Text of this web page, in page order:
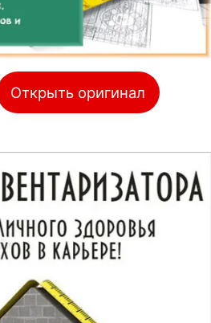
Открыть оригинал